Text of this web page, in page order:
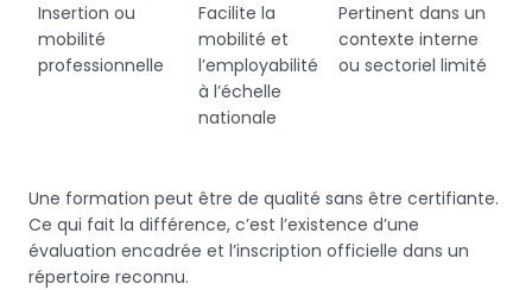
Insertion ou
mobilité
professionnelle
Facilite la
mobilité et
l’employabilité
à l’échelle
nationale
Pertinent dans un
contexte interne
ou sectoriel limité
Une formation peut être de qualité sans être certifiante.
Ce qui fait la différence, c’est l’existence d’une
évaluation encadrée et l’inscription officielle dans un
répertoire reconnu.